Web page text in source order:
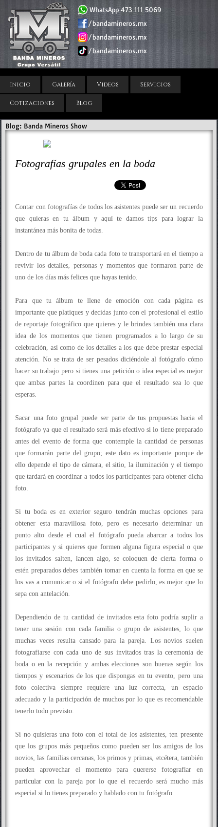
WhatsApp 473 111 5069
/bandamineros.mx
/bandamineros.mx
/bandamineros.mx
Inicio Galería Videos Servicios
Cotizaciones Blog
Blog: Banda Mineros Show
Fotografías grupales en la boda
Contar con fotografías de todos los asistentes puede ser un recuerdo
que quieras en tu álbum y aquí te damos tips para lograr la
instantánea más bonita de todas.
Dentro de tu álbum de boda cada foto te transportará en el tiempo a
revivir los detalles, personas y momentos que formaron parte de
uno de los días más felices que hayas tenido.
Para que tu álbum te llene de emoción con cada página es
importante que platiques y decidas junto con el profesional el estilo
de reportaje fotográfico que quieres y le brindes también una clara
idea de los momentos que tienen programados a lo largo de su
celebración, así como de los detalles a los que debe prestar especial
atención. No se trata de ser pesados diciéndole al fotógrafo cómo
hacer su trabajo pero si tienes una petición o idea especial es mejor
que ambas partes la coordinen para que el resultado sea lo que
esperas.
Sacar una foto grupal puede ser parte de tus propuestas hacia el
fotógrafo ya que el resultado será más efectivo si lo tiene preparado
antes del evento de forma que contemple la cantidad de personas
que formarán parte del grupo; este dato es importante porque de
ello depende el tipo de cámara, el sitio, la iluminación y el tiempo
que tardará en coordinar a todos los participantes para obtener dicha
foto.
Si tu boda es en exterior seguro tendrán muchas opciones para
obtener esta maravillosa foto, pero es necesario determinar un
punto alto desde el cual el fotógrafo pueda abarcar a todos los
participantes y si quieres que formen alguna figura especial o que
los invitados salten, lancen algo, se coloquen de cierta forma o
estén preparados debes también tomar en cuenta la forma en que se
los vas a comunicar o si el fotógrafo debe pedirlo, es mejor que lo
sepa con antelación.
Dependiendo de tu cantidad de invitados esta foto podría suplir a
tener una sesión con cada familia o grupo de asistentes, lo que
muchas veces resulta cansado para la pareja. Los novios suelen
fotografiarse con cada uno de sus invitados tras la ceremonia de
boda o en la recepción y ambas elecciones son buenas según los
tiempos y escenarios de los que dispongas en tu evento, pero una
foto colectiva siempre requiere una luz correcta, un espacio
adecuado y la participación de muchos por lo que es recomendable
tenerlo todo previsto.
Si no quisieras una foto con el total de los asistentes, ten presente
que los grupos más pequeños como pueden ser los amigos de los
novios, las familias cercanas, los primos y primas, etcétera, también
pueden aprovechar el momento para quererse fotografiar en
particular con la pareja por lo que el recuerdo será mucho más
especial si lo tienes preparado y hablado con tu fotógrafo.